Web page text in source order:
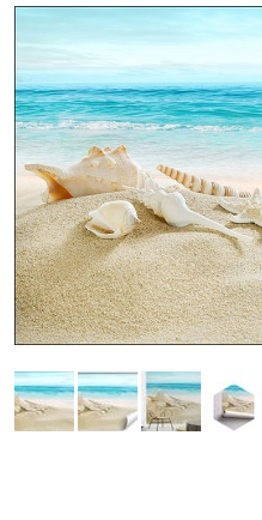
Doppelt